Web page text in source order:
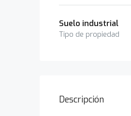
Suelo industrial
Tipo de propiedad
Descripción